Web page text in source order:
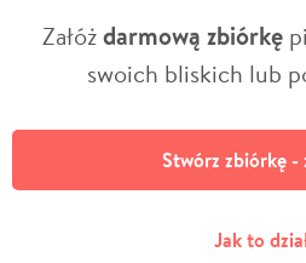
Załóżdarmową zbiórkę
swoich bliskich lub
Stwórz zbiórkę -
Jak to